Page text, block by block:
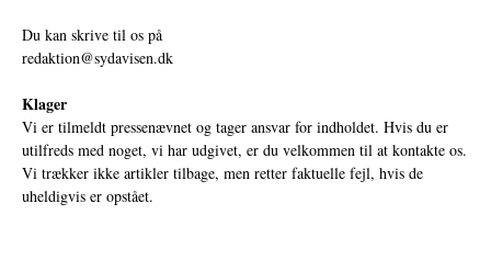
Du kan skrive til os på
redaktion@sydavisen.dk
Klager
Vi er tilmeldt pressenævnet og tager ansvar for indholdet. Hvis du er
utilfreds med noget, vi har udgivet, er du velkommen til at kontakte os.
Vi trækker ikke artikler tilbage, men retter faktuelle fejl, hvis de
uheldigvis er opstået.